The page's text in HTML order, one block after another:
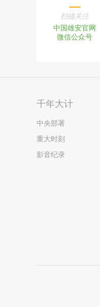
扫描关注
中国雄安官网
微信公众号
千年大计
中央部署
重大时刻
影音纪录